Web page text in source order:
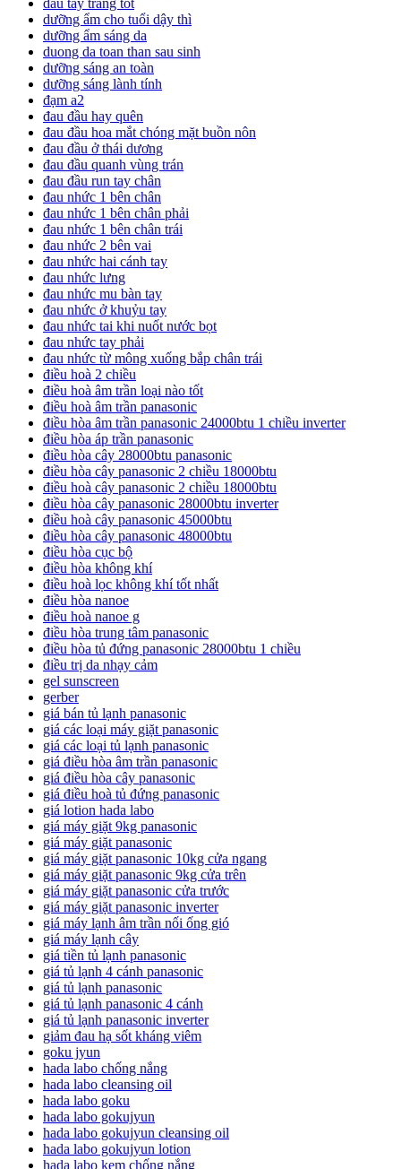
dầu tẩy trang tốt
dưỡng ẩm cho tuổi dậy thì
dưỡng ẩm sáng da
duong da toan than sau sinh
dưỡng sáng an toàn
dưỡng sáng lành tính
đạm a2
đau đầu hay quên
đau đầu hoa mắt chóng mặt buồn nôn
đau đầu ở thái dương
đau đầu quanh vùng trán
đau đầu run tay chân
đau nhức 1 bên chân
đau nhức 1 bên chân phải
đau nhức 1 bên chân trái
đau nhức 2 bên vai
đau nhức hai cánh tay
đau nhức lưng
đau nhức mu bàn tay
đau nhức ở khuỷu tay
đau nhức tai khi nuốt nước bọt
đau nhức tay phải
đau nhức từ mông xuống bắp chân trái
điều hoà 2 chiều
điều hoà âm trần loại nào tốt
điều hoà âm trần panasonic
điều hòa âm trần panasonic 24000btu 1 chiều inverter
điều hòa áp trần panasonic
điều hòa cây 28000btu panasonic
điều hòa cây panasonic 2 chiều 18000btu
điều hoà cây panasonic 2 chiều 18000btu
điều hòa cây panasonic 28000btu inverter
điều hoà cây panasonic 45000btu
điều hòa cây panasonic 48000btu
điều hòa cục bộ
điều hòa không khí
điều hoà lọc không khí tốt nhất
điều hòa nanoe
điều hoà nanoe g
điều hòa trung tâm panasonic
điều hòa tủ đứng panasonic 28000btu 1 chiều
điều trị da nhạy cảm
gel sunscreen
gerber
giá bán tủ lạnh panasonic
giá các loại máy giặt panasonic
giá các loại tủ lạnh panasonic
giá điều hòa âm trần panasonic
giá điều hòa cây panasonic
giá điều hoà tủ đứng panasonic
giá lotion hada labo
giá máy giặt 9kg panasonic
giá máy giặt panasonic
giá máy giặt panasonic 10kg cửa ngang
giá máy giặt panasonic 9kg cửa trên
giá máy giặt panasonic cửa trước
giá máy giặt panasonic inverter
giá máy lạnh âm trần nối ống gió
giá máy lạnh cây
giá tiền tủ lạnh panasonic
giá tủ lạnh 4 cánh panasonic
giá tủ lạnh panasonic
giá tủ lạnh panasonic 4 cánh
giá tủ lạnh panasonic inverter
giảm đau hạ sốt kháng viêm
goku jyun
hada labo chống nắng
hada labo cleansing oil
hada labo goku
hada labo gokujyun
hada labo gokujyun cleansing oil
hada labo gokujyun lotion
hada labo kem chống nắng